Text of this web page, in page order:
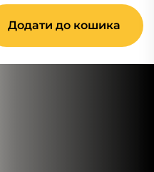
Додати до кошика